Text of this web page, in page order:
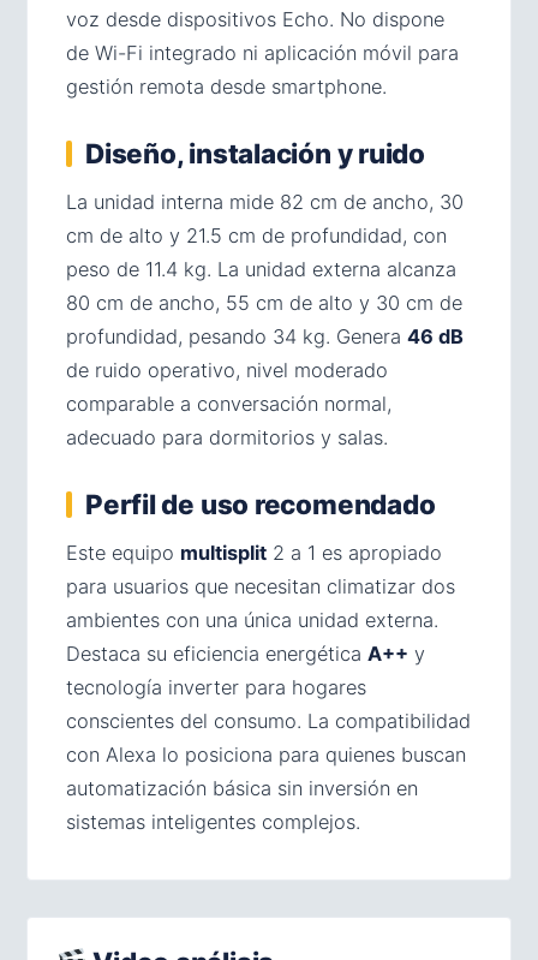
voz desde dispositivos Echo. No dispone
de Wi-Fi integrado ni aplicación móvil para
gestión remota desde smartphone.
Diseño, instalación y ruido
La unidad interna mide 82 cm de ancho, 30
cm de alto y 21.5 cm de profundidad, con
peso de 11.4 kg. La unidad externa alcanza
80 cm de ancho, 55 cm de alto y 30 cm de
profundidad, pesando 34 kg. Genera 46 dB
de ruido operativo, nivel moderado
comparable a conversación normal,
adecuado para dormitorios y salas.
Perfil de uso recomendado
Este equipo multisplit 2 a 1 es apropiado
para usuarios que necesitan climatizar dos
ambientes con una única unidad externa.
Destaca su eficiencia energética A++ y
tecnología inverter para hogares
conscientes del consumo. La compatibilidad
con Alexa lo posiciona para quienes buscan
automatización básica sin inversión en
sistemas inteligentes complejos.